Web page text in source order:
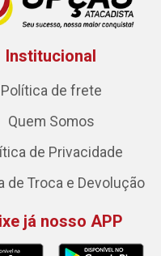
Institucional
Política de frete
Quem Somos
de Privacidade
de Troca e Devolução
já nosso APP